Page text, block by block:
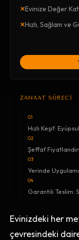
×Evinize Değer
×Hızlı, Sağlam ve
ZANAAT SÜRECİ
01
Hızlı Keşif:
02
Şeffaf
03
Yerinde
04
Garantili Teslim:
Evinizdeki her
çevresindeki